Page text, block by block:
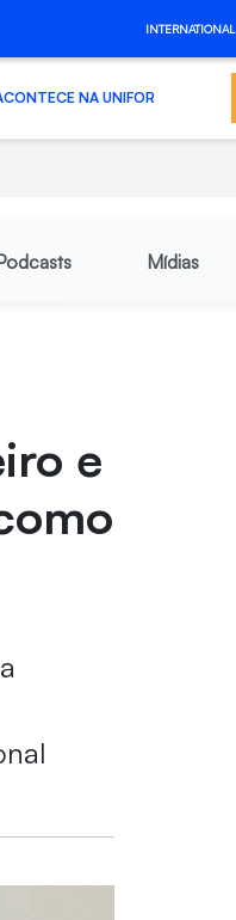
INTERNATIONAL
NA UNIFOR
Mídias
e